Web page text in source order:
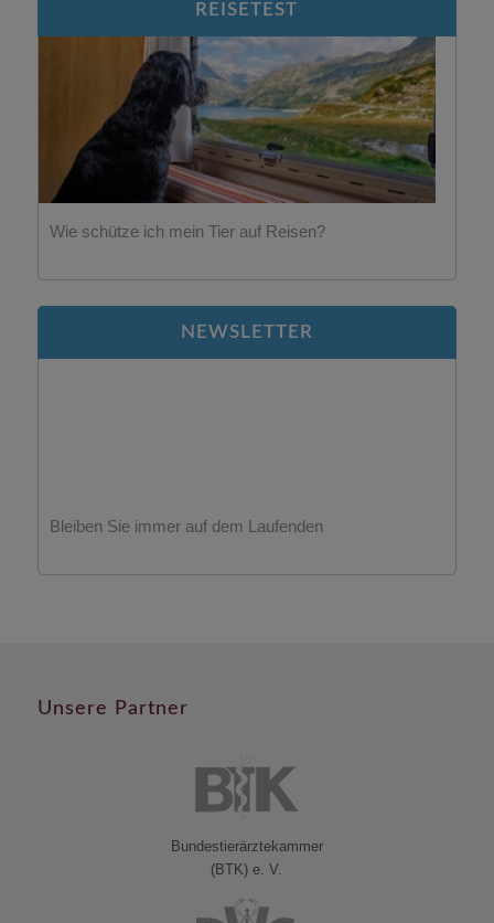
REISETEST
Wie schütze ich mein Tier auf Reisen?
NEWSLETTER
Bleiben Sie immer auf dem Laufenden
Unsere Partner
Bundestierärztekammer
(BTK) e. V.